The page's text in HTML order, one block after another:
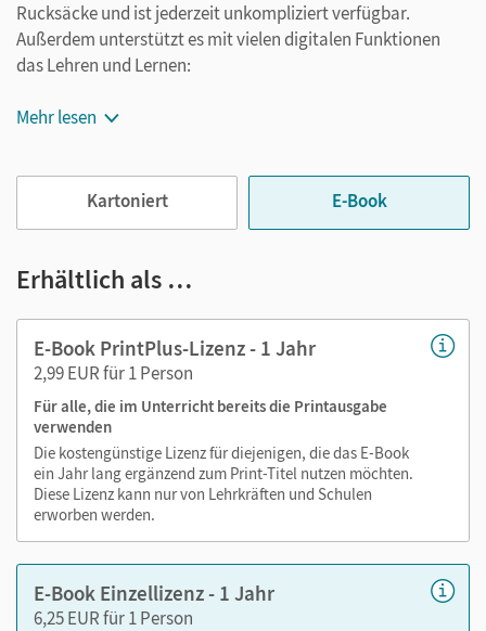
Rucksäcke und ist jederzeit unkompliziert verfügbar.
Außerdem unterstützt es mit vielen digitalen Funktionen
das Lehren und Lernen:
Notizen erstellen
Text ergänzen
im Text suchen
zoomen
Die Medien sind wichtige Bestandteile dieses E-Books. Sie
Schüler/-innen einen schnellen, unkomplizierten Zugriff –
z. B. auf das Hörbuch, das das Lesen unterstützt und das
Textverstehen fördert. So gestalten Sie das Lehren und
Lernen zeitsparend, abwechslungsreich und besonders
schülernah.
Mehr lesen
Kartoniert E-Book
Erhältlich als …
E-Book PrintPlus-Lizenz - 1 Jahr
2,99 EUR für 1 Person
Für alle, die im Unterricht bereits die Printausgabe
verwenden
Die kostengünstige Lizenz für diejenigen, die das E-Book
ein Jahr lang ergänzend zum Print-Titel nutzen möchten.
Diese Lizenz kann nur von Lehrkräften und Schulen
erworben werden.
E-Book Einzellizenz - 1 Jahr
6,25 EUR für 1 Person